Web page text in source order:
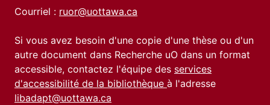
Courriel : ruor@uottawa.ca
Si vous avez besoin d'une copie d'une thèse ou d'un
autre document dans Recherche uO dans un format
accessible, contactez l'équipe des services
d'accessibilité de la bibliothèque à l'adresse
libadapt@uottawa.ca